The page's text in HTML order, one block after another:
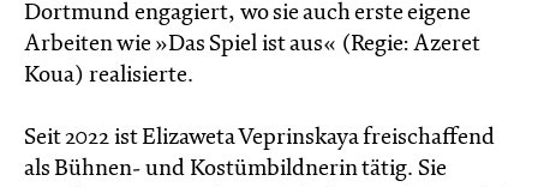
Dortmund engagiert, wo sie auch erste eigene
Arbeiten wie »Das Spiel ist aus« (Regie: Azeret
Koua) realisierte.
Seit 2022 ist Elizaweta Veprinskaya freischaffend
als Bühnen- und Kostümbildnerin tätig. Sie